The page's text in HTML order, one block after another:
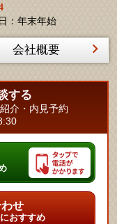
：年末年始
会社概要
する
介・内見予約
せ
おすすめ